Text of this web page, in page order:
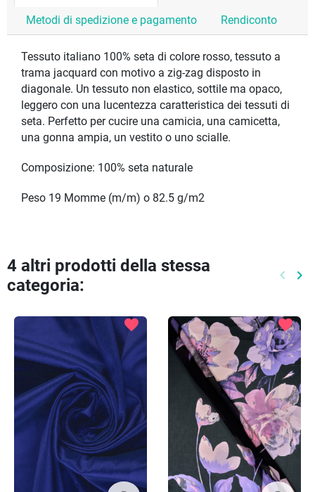
Metodi di spedizione e pagamento Rendiconto
Tessuto italiano 100% seta di colore rosso, tessuto a
trama jacquard con motivo a zig-zag disposto in
diagonale. Un tessuto non elastico, sottile ma opaco,
leggero con una lucentezza caratteristica dei tessuti di
seta. Perfetto per cucire una camicia, una camicetta,
una gonna ampia, un vestito o uno scialle.
Composizione: 100% seta naturale
Peso 19 Momme (m/m) o 82.5 g/m2
4 altri prodotti della stessa
categoria:
keyboard_arrow_left keyboard_arrow_right
favorite favorite